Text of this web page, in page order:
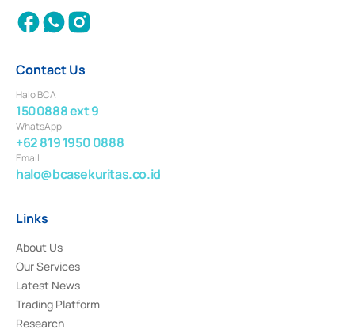
Contact Us
Halo BCA
1500888 ext 9
WhatsApp
+62 819 1950 0888
Email
halo@bcasekuritas.co.id
Links
About Us
Our Services
Latest News
Trading Platform
Research